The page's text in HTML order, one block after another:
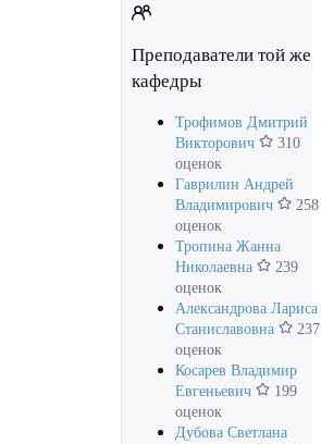
Преподаватели той же
кафедры
Трофимов Дмитрий
Викторович
310
оценок
Гаврилин Андрей
Владимирович
258
оценок
Тропина Жанна
Николаевна
239
оценок
Александрова Лариса
Станиславовна
237
оценок
Косарев Владимир
Евгеньевич
199
оценок
Дубова Светлана